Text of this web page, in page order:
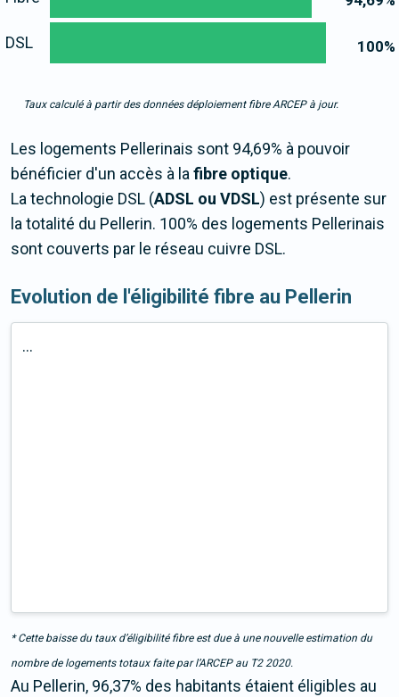
100%
DSL
Taux calculé à partir des données déploiement fibre ARCEP à jour.
Les logements Pellerinais sont 94,69% à pouvoir
bénéficier d'un accès à lafibre optique.
La technologie DSL (ADSL ou VDSL) est présente sur
la totalité du Pellerin. 100% des logements Pellerinais
sont couverts par le réseau cuivre DSL.
Evolution de l'éligibilité fibre au Pellerin
...
* Cette baisse du taux d’éligibilité fibre est due à une nouvelle estimation du
nombre de logements totaux faite par l’ARCEP au T2 2020.
Au Pellerin, 96,37% des habitants étaient éligibles au